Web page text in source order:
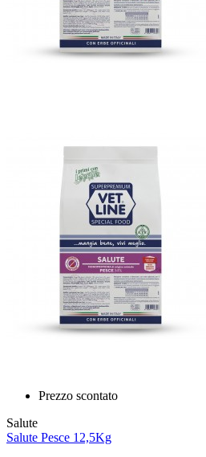
Prezzo scontato
Salute
Salute Pesce 12,5Kg